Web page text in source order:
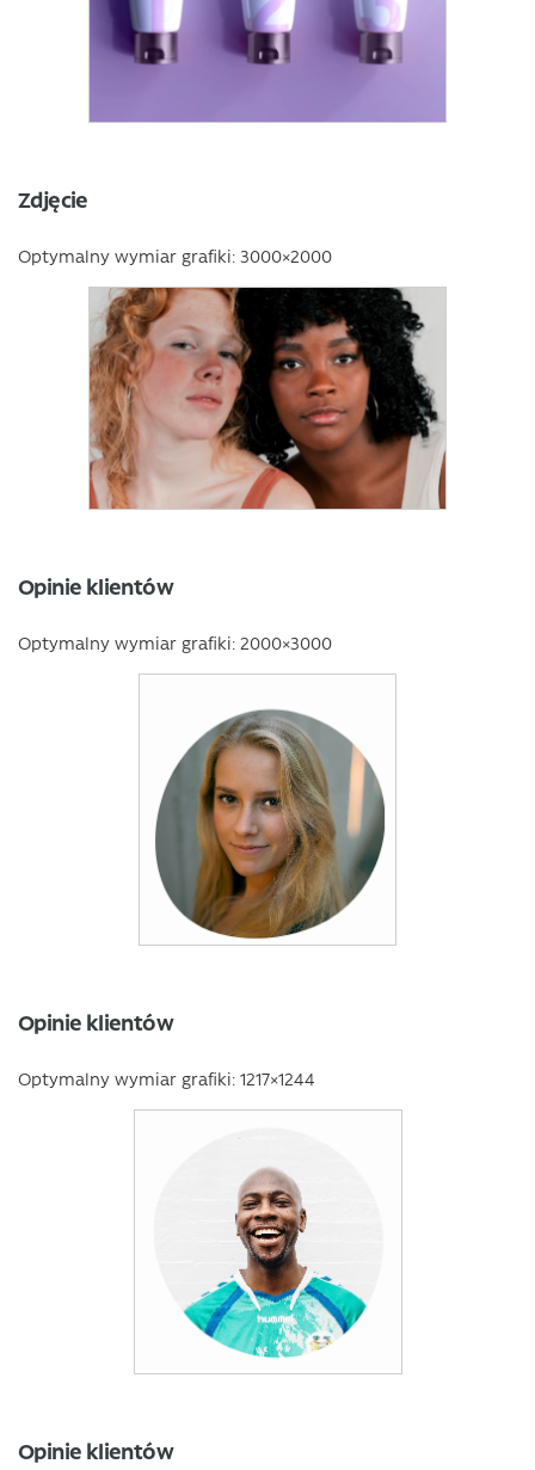
Zdjęcie
Optymalny wymiar grafiki: 3000×2000
Opinie klientów
Optymalny wymiar grafiki: 2000×3000
Opinie klientów
Optymalny wymiar grafiki: 1217×1244
Opinie klientów